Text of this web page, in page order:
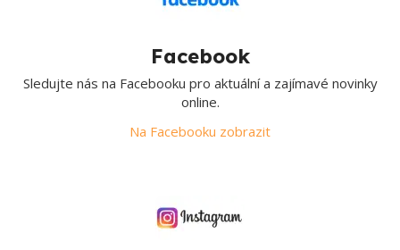
Facebook
Sledujte nás na Facebooku pro aktuální a zajímavé novinky
online.
Na Facebooku zobrazit